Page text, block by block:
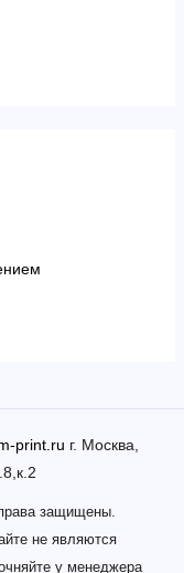
print.ru г. Москва,
защищены.
не являются
у менеджера